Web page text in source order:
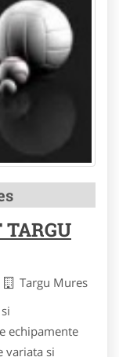
TARGU
Targu Mures
echipamente
variata si